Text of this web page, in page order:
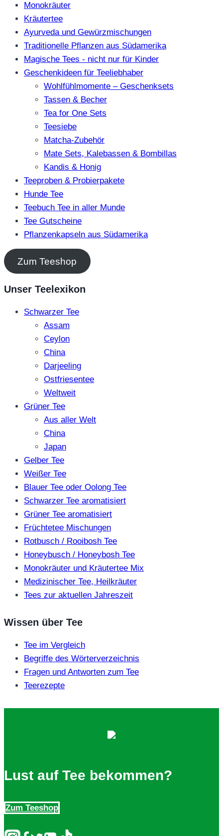
Monokräuter
Kräutertee
Ayurveda und Gewürzmischungen
Traditionelle Pflanzen aus Südamerika
Magische Tees - nicht nur für Kinder
Geschenkideen für Teeliebhaber
Wohlfühlmomente – Geschenksets
Tassen & Becher
Tea for One Sets
Teesiebe
Matcha-Zubehör
Mate Sets, Kalebassen & Bombillas
Kandis & Honig
Teeproben & Probierpakete
Hunde Tee
Teebuch Tee in aller Munde
Tee Gutscheine
Pflanzenkapseln aus Südamerika
Zum Teeshop
Unser Teelexikon
Schwarzer Tee
Assam
Ceylon
China
Darjeeling
Ostfriesentee
Weltweit
Grüner Tee
Aus aller Welt
China
Japan
Gelber Tee
Weißer Tee
Blauer Tee oder Oolong Tee
Schwarzer Tee aromatisiert
Grüner Tee aromatisiert
Früchtetee Mischungen
Rotbusch / Rooibosh Tee
Honeybusch / Honeybosh Tee
Monokräuter und Kräutertee Mix
Medizinischer Tee, Heilkräuter
Tees zur aktuellen Jahreszeit
Wissen über Tee
Tee im Vergleich
Begriffe des Wörterverzeichnis
Fragen und Antworten zum Tee
Teerezepte
Lust auf Tee bekommen?
Zum Teeshop